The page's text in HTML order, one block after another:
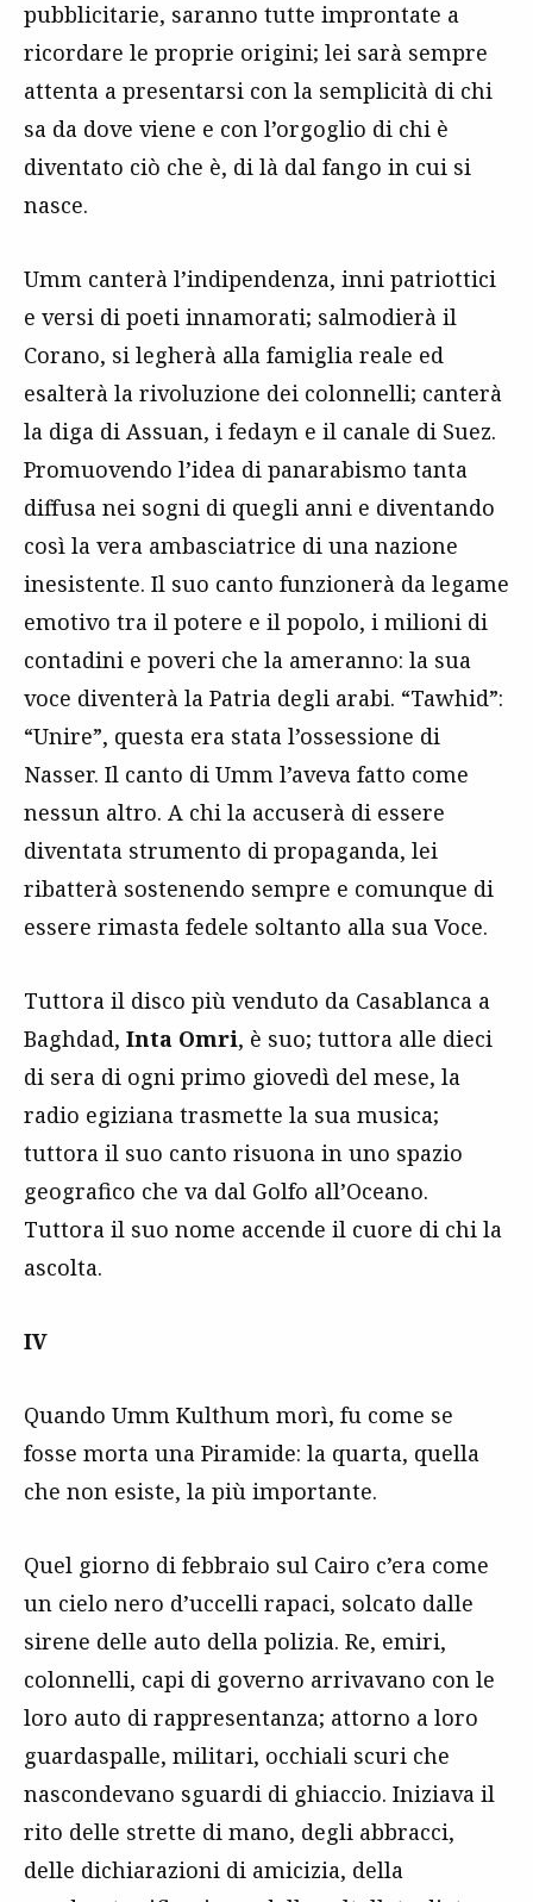
pubblicitarie, saranno tutte improntate a
ricordare le proprie origini; lei sarà sempre
attenta a presentarsi con la semplicità di chi
sa da dove viene e con l’orgoglio di chi è
diventato ciò che è, di là dal fango in cui si
nasce.
Umm canterà l’indipendenza, inni patriottici
e versi di poeti innamorati; salmodierà il
Corano, si legherà alla famiglia reale ed
esalterà la rivoluzione dei colonnelli; canterà
la diga di Assuan, i fedayn e il canale di Suez.
Promuovendo l’idea di panarabismo tanta
diffusa nei sogni di quegli anni e diventando
così la vera ambasciatrice di una nazione
inesistente. Il suo canto funzionerà da legame
emotivo tra il potere e il popolo, i milioni di
contadini e poveri che la ameranno: la sua
voce diventerà la Patria degli arabi. “Tawhid”:
“Unire”, questa era stata l’ossessione di
Nasser. Il canto di Umm l’aveva fatto come
nessun altro. A chi la accuserà di essere
diventata strumento di propaganda, lei
ribatterà sostenendo sempre e comunque di
essere rimasta fedele soltanto alla sua Voce.
Tuttora il disco più venduto da Casablanca a
Baghdad, Inta Omri, è suo; tuttora alle dieci
di sera di ogni primo giovedì del mese, la
radio egiziana trasmette la sua musica;
tuttora il suo canto risuona in uno spazio
geografico che va dal Golfo all’Oceano.
Tuttora il suo nome accende il cuore di chi la
ascolta.
IV
Quando Umm Kulthum morì, fu come se
fosse morta una Piramide: la quarta, quella
che non esiste, la più importante.
Quel giorno di febbraio sul Cairo c’era come
un cielo nero d’uccelli rapaci, solcato dalle
sirene delle auto della polizia. Re, emiri,
colonnelli, capi di governo arrivavano con le
loro auto di rappresentanza; attorno a loro
guardaspalle, militari, occhiali scuri che
nascondevano sguardi di ghiaccio. Iniziava il
rito delle strette di mano, degli abbracci,
delle dichiarazioni di amicizia, della